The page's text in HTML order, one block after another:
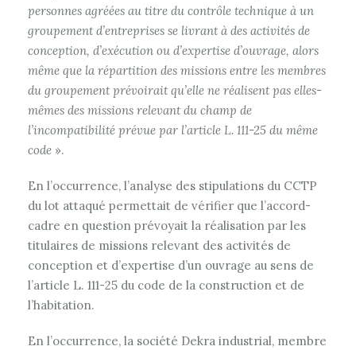
personnes agréées au titre du contrôle technique à un
groupement d’entreprises se livrant à des activités de
conception, d’exécution ou d’expertise d’ouvrage, alors
même que la répartition des missions entre les membres
du groupement prévoirait qu’elle ne réalisent pas elles-
mêmes des missions relevant du champ de
l’incompatibilité prévue par l’article L. 111-25 du même
code ».
En l’occurrence, l’analyse des stipulations du CCTP
du lot attaqué permettait de vérifier que l’accord-
cadre en question prévoyait la réalisation par les
titulaires de missions relevant des activités de
conception et d’expertise d’un ouvrage au sens de
l’article L. 111-25 du code de la construction et de
l’habitation.
En l’occurrence, la société Dekra industrial, membre